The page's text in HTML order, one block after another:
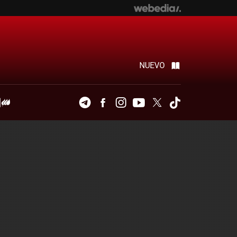
NUEVO
TelegramFacebookInstagramYoutubeTwitter